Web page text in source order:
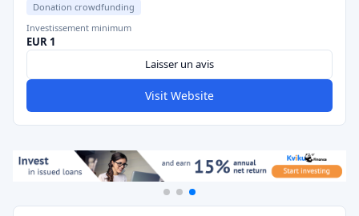
Donation crowdfunding
Investissement minimum
EUR 1
Laisser un avis
Visit Website